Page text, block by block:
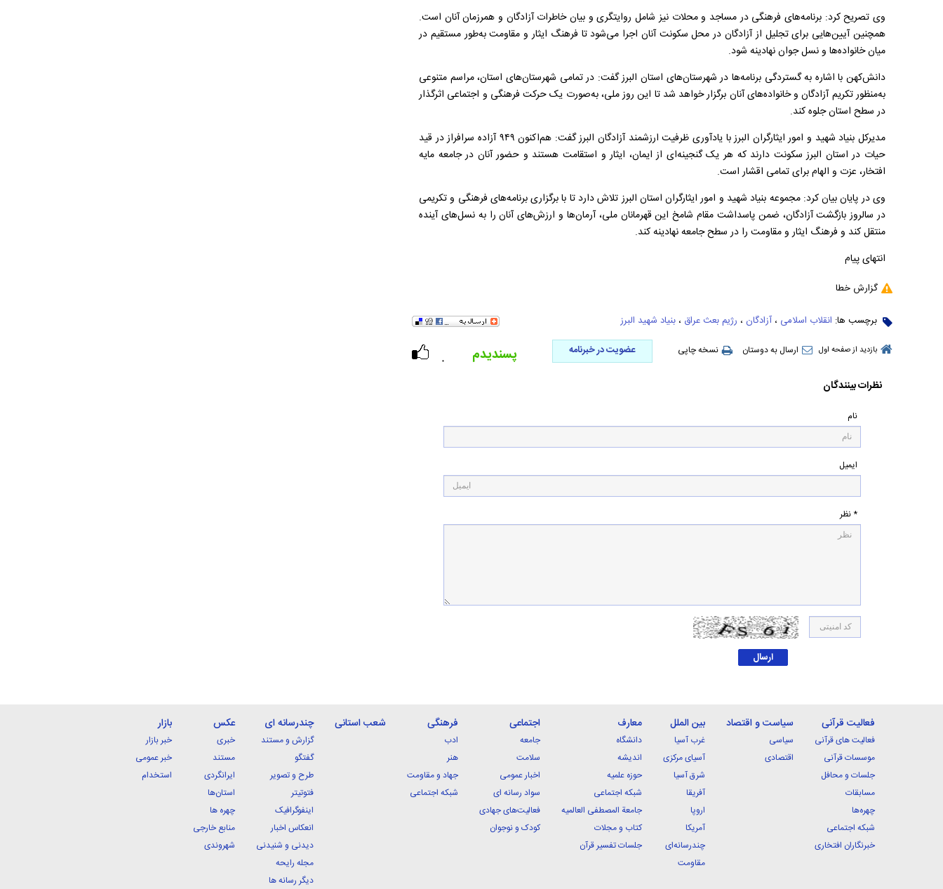
وی تصریح کرد: برنامه‌های فرهنگی در مساجد و محلات نیز شامل روایتگری و بیان خاطرات آزادگان و همرزمان آنان است.
همچنین آیین‌هایی برای تجلیل از آزادگان در محل سکونت آنان اجرا می‌شود تا فرهنگ ایثار و مقاومت به‌طور مستقیم در
میان خانواده‌ها و نسل جوان نهادینه شود.
دانش‌کهن با اشاره به گستردگی برنامه‌ها در شهرستان‌های استان البرز گفت: در تمامی شهرستان‌های استان، مراسم متنوعی
به‌منظور تکریم آزادگان و خانواده‌های آنان برگزار خواهد شد تا این روز ملی، به‌صورت یک حرکت فرهنگی و اجتماعی اثرگذار
در سطح استان جلوه کند.
مدیرکل بنیاد شهید و امور ایثارگران البرز با یادآوری ظرفیت ارزشمند آزادگان البرز گفت: هم‌اکنون ۹۴۹ آزاده سرافراز در قید
حیات در استان البرز سکونت دارند که هر یک گنجینه‌ای از ایمان، ایثار و استقامت هستند و حضور آنان در جامعه مایه
افتخار، عزت و الهام برای تمامی اقشار است.
وی در پایان بیان کرد: مجموعه بنیاد شهید و امور ایثارگران استان البرز تلاش دارد تا با برگزاری برنامه‌های فرهنگی و تکریمی
در سالروز بازگشت آزادگان، ضمن پاسداشت مقام شامخ این قهرمانان ملی، آرمان‌ها و ارزش‌های آنان را به نسل‌های آینده
منتقل کند و فرهنگ ایثار و مقاومت را در سطح جامعه نهادینه کند.
انتهای پیام
گزارش خطا
برچسب ها: انقلاب اسلامی ، آزادگان ، رژیم بعث عراق ، بنیاد شهید البرز
بازدید از صفحه اول ارسال به دوستان نسخه چاپی عضویت در خبرنامه
۰ پسندیدم
نظرات بینندگان
نام
ایمیل
* نظر
فعالیت قرآنی
فعالیت های قرآنی
موسسات قرآنی
جلسات و محافل
مسابقات
چهره‌ها
شبکه اجتماعی
خبرنگاران افتخاری
سیاست و اقتصاد
سیاسی
اقتصادی
بین الملل
غرب آسیا
آسیای مرکزی
شرق آسیا
آفریقا
اروپا
آمریکا
چندرسانه‌ای
مقاومت
معارف
دانشگاه
اندیشه
حوزه علمیه
شبکه اجتماعی
جامعة المصطفی العالمیه
کتاب و مجلات
جلسات تفسیر قرآن
اجتماعی
جامعه
سلامت
اخبار عمومی
سواد رسانه ای
فعالیت‌های جهادی
کودک و نوجوان
فرهنگی
ادب
هنر
جهاد و مقاومت
شبکه اجتماعی
شعب استانی چندرسانه ای
گزارش و مستند
گفتگو
طرح و تصویر
فتوتیتر
اینفوگرافیک
انعکاس اخبار
دیدنی و شنیدنی
مجله رایحه
دیگر رسانه ها
عکس
خبری
مستند
ایرانگردی
استان‌ها
چهره ها
منابع خارجی
شهروندی
بازار
خبر بازار
خبر عمومی
استخدام